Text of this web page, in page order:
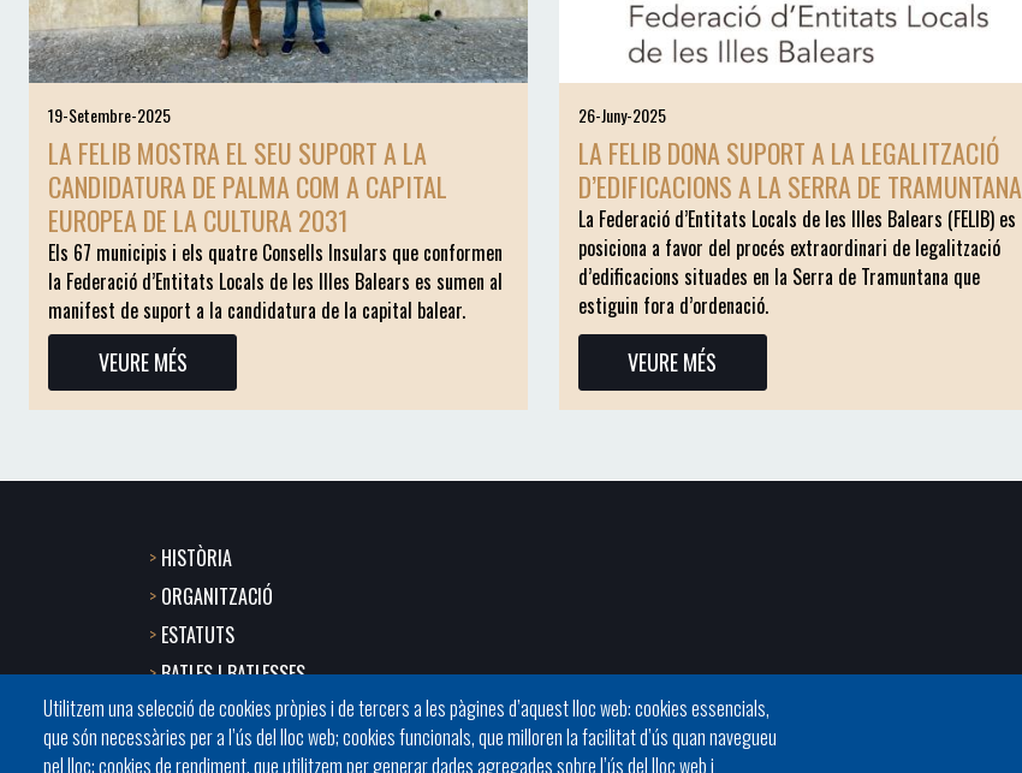
19-Setembre-2025
LA FELIB MOSTRA EL SEU SUPORT A LA
CANDIDATURA DE PALMA COM A CAPITAL
EUROPEA DE LA CULTURA 2031
Els 67 municipis i els quatre Consells Insulars que conformen
la Federació d’Entitats Locals de les Illes Balears es sumen al
manifest de suport a la candidatura de la capital balear.
VEURE MÉS
26-Juny-2025
LA FELIB DONA SUPORT A LA LEGALITZACIÓ
D’EDIFICACIONS A LA SERRA DE TRAMUNTANA
La Federació d’Entitats Locals de les Illes Balears (FELIB) es
posiciona a favor del procés extraordinari de legalització
d’edificacions situades en la Serra de Tramuntana que
estiguin fora d’ordenació.
VEURE MÉS
Utilitzem una selecció de cookies pròpies i de tercers a les pàgines d’aquest lloc web: cookies essencials,
que són necessàries per a l’ús del lloc web; cookies funcionals, que milloren la facilitat d’ús quan navegueu
pel lloc; cookies de rendiment, que utilitzem per generar dades agregades sobre l’ús del lloc web i
Footer
menu
1
-
HISTÒRIA
ORGANITZACIÓ
ESTATUTS
BATLES I BATLESSES
JORNADES
PRESIDÈNCIA DELS CONSELLS